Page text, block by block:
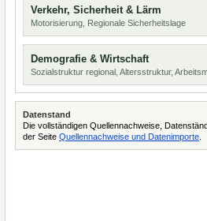
Verkehr, Sicherheit & Lärm
Motorisierung, Regionale Sicherheitslage
Demografie & Wirtschaft
Sozialstruktur regional, Altersstruktur,
Datenstand
Die vollständigen Quellennachweise,
der Seite Quellennachweise und Datenimporte